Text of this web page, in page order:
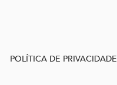
POLÍTICA DE PRIVACIDADE